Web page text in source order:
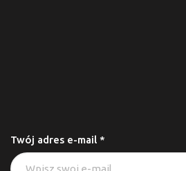
Twój adres e-mail *